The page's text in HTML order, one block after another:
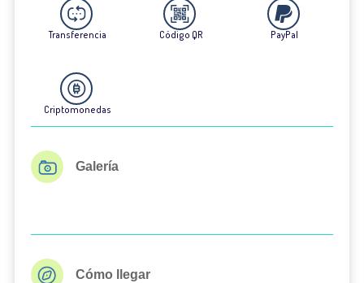
Transferencia Código QR PayPal
Criptomonedas
Galería
Cómo llegar